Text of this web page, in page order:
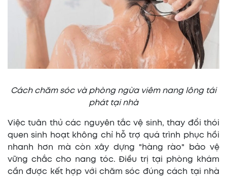
Cách chăm sóc và phòng ngừa viêm nang lông tái
phát tại nhà
Việc tuân thủ các nguyên tắc vệ sinh, thay đổi thói
quen sinh hoạt không chỉ hỗ trợ quá trình phục hồi
nhanh hơn mà còn xây dựng "hàng rào" bảo vệ
vững chắc cho nang tóc. Điều trị tại phòng khám
cần được kết hợp với chăm sóc đúng cách tại nhà